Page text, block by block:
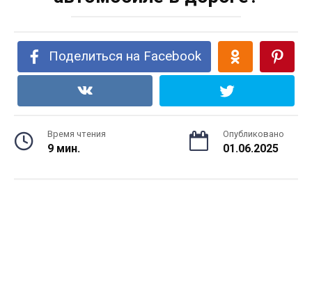
Поделиться на Facebook
Время чтения
9 мин.
Опубликовано
01.06.2025